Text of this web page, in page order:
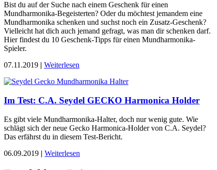
Bist du auf der Suche nach einem Geschenk für einen
Mundharmonika-Begeisterten? Oder du möchtest jemandem eine
Mundharmonika schenken und suchst noch ein Zusatz-Geschenk?
Vielleicht hat dich auch jemand gefragt, was man dir schenken darf.
Hier findest du 10 Geschenk-Tipps für einen Mundharmonika-
Spieler.
07.11.2019 | Weiterlesen
Im Test: C.A. Seydel GECKO Harmonica Holder
Es gibt viele Mundharmonika-Halter, doch nur wenig gute. Wie
schlägt sich der neue Gecko Harmonica-Holder von C.A. Seydel?
Das erfährst du in diesem Test-Bericht.
06.09.2019 | Weiterlesen